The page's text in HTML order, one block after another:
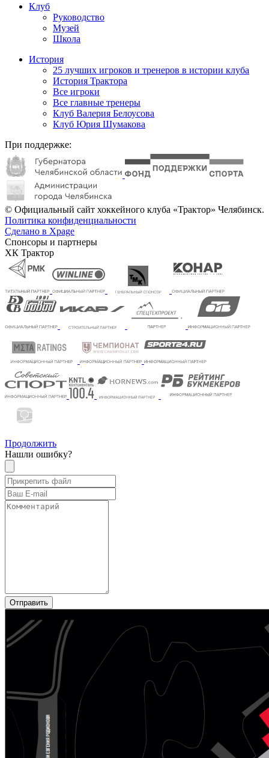
Клуб
Руководство
Музей
Школа
История
25 лучших игроков и тренеров в истории клуба
История Трактора
Все игроки
Все главные тренеры
Клуб Валерия Белоусова
Клуб Юрия Шумакова
При поддержке:
© Официальный сайт хоккейного клуба «Трактор» Челябинск.
Политика конфиденциальности
Сделано в Xpage
Спонсоры и партнеры
ХК Трактор
Продолжить
Нашли ошибку?